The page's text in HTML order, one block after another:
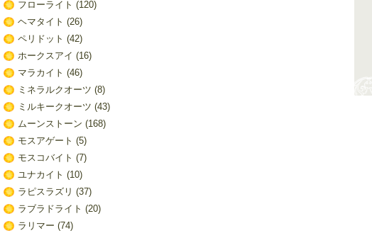
フローライト (120)
ヘマタイト (26)
ペリドット (42)
ホークスアイ (16)
マラカイト (46)
ミネラルクオーツ (8)
ミルキークオーツ (43)
ムーンストーン (168)
モスアゲート (5)
モスコバイト (7)
ユナカイト (10)
ラピスラズリ (37)
ラブラドライト (20)
ラリマー (74)